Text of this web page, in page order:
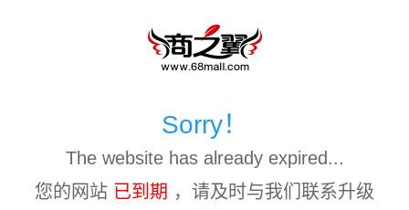
Sorry！
The website has already expired...
您的网站 已到期 ，请及时与我们联系升级